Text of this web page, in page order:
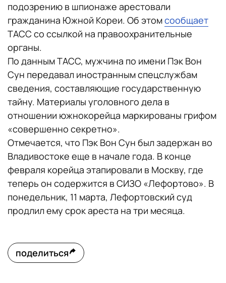
подозрению в шпионаже арестовали
гражданина Южной Кореи. Об этомсообщает
ТАСС со ссылкой на правоохранительные
органы.
По данным ТАСС, мужчина по имени Пэк Вон
Сун передавал иностранным спецслужбам
сведения, составляющие государственную
тайну. Материалы уголовного дела в
отношении южнокорейца маркированы грифом
«совершенно секретно».
Отмечается, что Пэк Вон Сун был задержан во
Владивостоке еще в начале года. В конце
февраля корейца этапировали в Москву, где
теперь он содержится в СИЗО «Лефортово». В
понедельник, 11 марта, Лефортовский суд
продлил ему срок ареста на три месяца.
поделиться